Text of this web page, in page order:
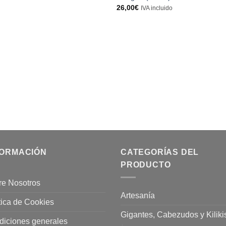
26,00€ IVA incluido
Nosotros
de Cookies
generales
CATEGORÍAS DEL
PRODUCTO
Artesanía
Gigantes, Cabezudos y